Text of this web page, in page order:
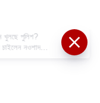
খুলছে পুলিশ?
চাইলেন নওশাদ